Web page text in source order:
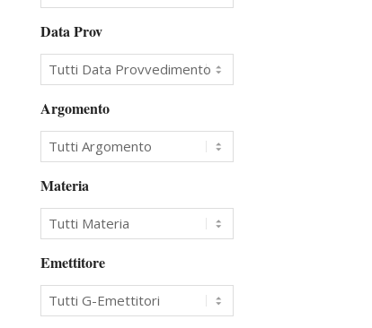
Data Prov
Argomento
Materia
Emettitore